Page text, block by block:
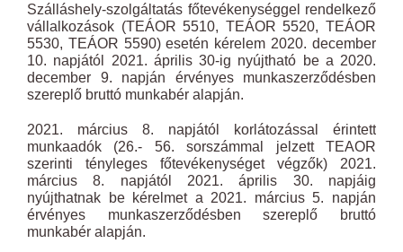
Szálláshely-szolgáltatás főtevékenységgel rendelkező
vállalkozások (TEÁOR 5510, TEÁOR 5520, TEÁOR
5530, TEÁOR 5590) esetén kérelem 2020. december
10. napjától 2021. április 30-ig nyújtható be a 2020.
december 9. napján érvényes munkaszerződésben
szereplő bruttó munkabér alapján.
2021. március 8. napjától korlátozással érintett
munkaadók (26.- 56. sorszámmal jelzett TEAOR
szerinti tényleges főtevékenységet végzők) 2021.
március 8. napjától 2021. április 30. napjáig
nyújthatnak be kérelmet a 2021. március 5. napján
érvényes munkaszerződésben szereplő bruttó
munkabér alapján.